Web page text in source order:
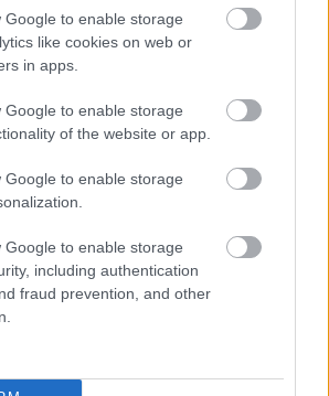
Google to enable storage
like cookies on web or
in apps.
Google to enable storage
of the website or app.
Google to enable storage
Google to enable storage
including authentication
fraud prevention, and other